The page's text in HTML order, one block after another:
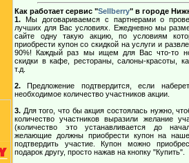
Как работает сервис "Sellberry" в городе
1. Мы договариваемся с партнерами о
лучших для Вас условиях. Ежедневно мы
сайте одну такую акцию, по условиям
приобрести купон со скидкой на услуги и
90%! Каждый раз мы ищем для Вас что-то
скидки в кафе, рестораны, салоны-красоты,
т.д.
2. Предложение подтвердится, если
необходимое количество участников акции.
3. Для того, что бы акция состоялась нужно,
количество участников выразили желание
(количество это устанавливается до
желающие должны приобрести купон на
подтвердить участие. Купон можно
подарок другу, просто нажав на кнопку "Купить".